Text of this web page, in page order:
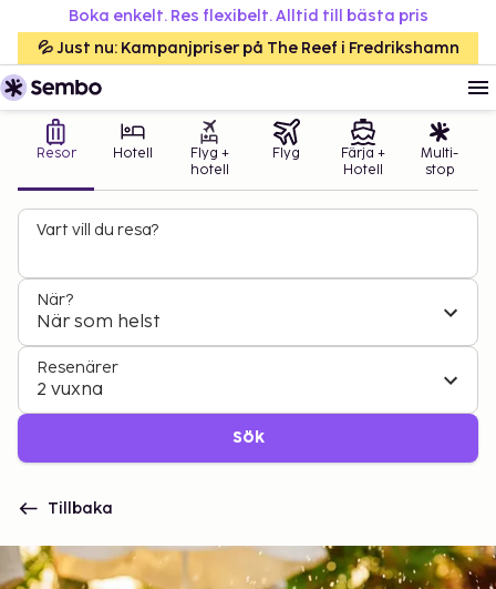
Boka enkelt. Res flexibelt. Alltid till bästa pris
💦 Just nu: Kampanjpriser på The Reef i Fredrikshamn
Resor Hotell
Flyg +
hotell
Flyg
Färja +
Hotell
Multi-
stop
Vart vill du resa?
När?
När som helst
Resenärer
2 vuxna
Sök
Tillbaka